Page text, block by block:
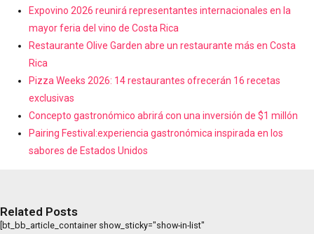
Expovino 2026 reunirá representantes internacionales en la
mayor feria del vino de Costa Rica
Restaurante Olive Garden abre un restaurante más en Costa
Rica
Pizza Weeks 2026: 14 restaurantes ofrecerán 16 recetas
exclusivas
Concepto gastronómico abrirá con una inversión de $1 millón
Pairing Festival:experiencia gastronómica inspirada en los
sabores de Estados Unidos
Related Posts
[bt_bb_article_container show_sticky="show-in-list"